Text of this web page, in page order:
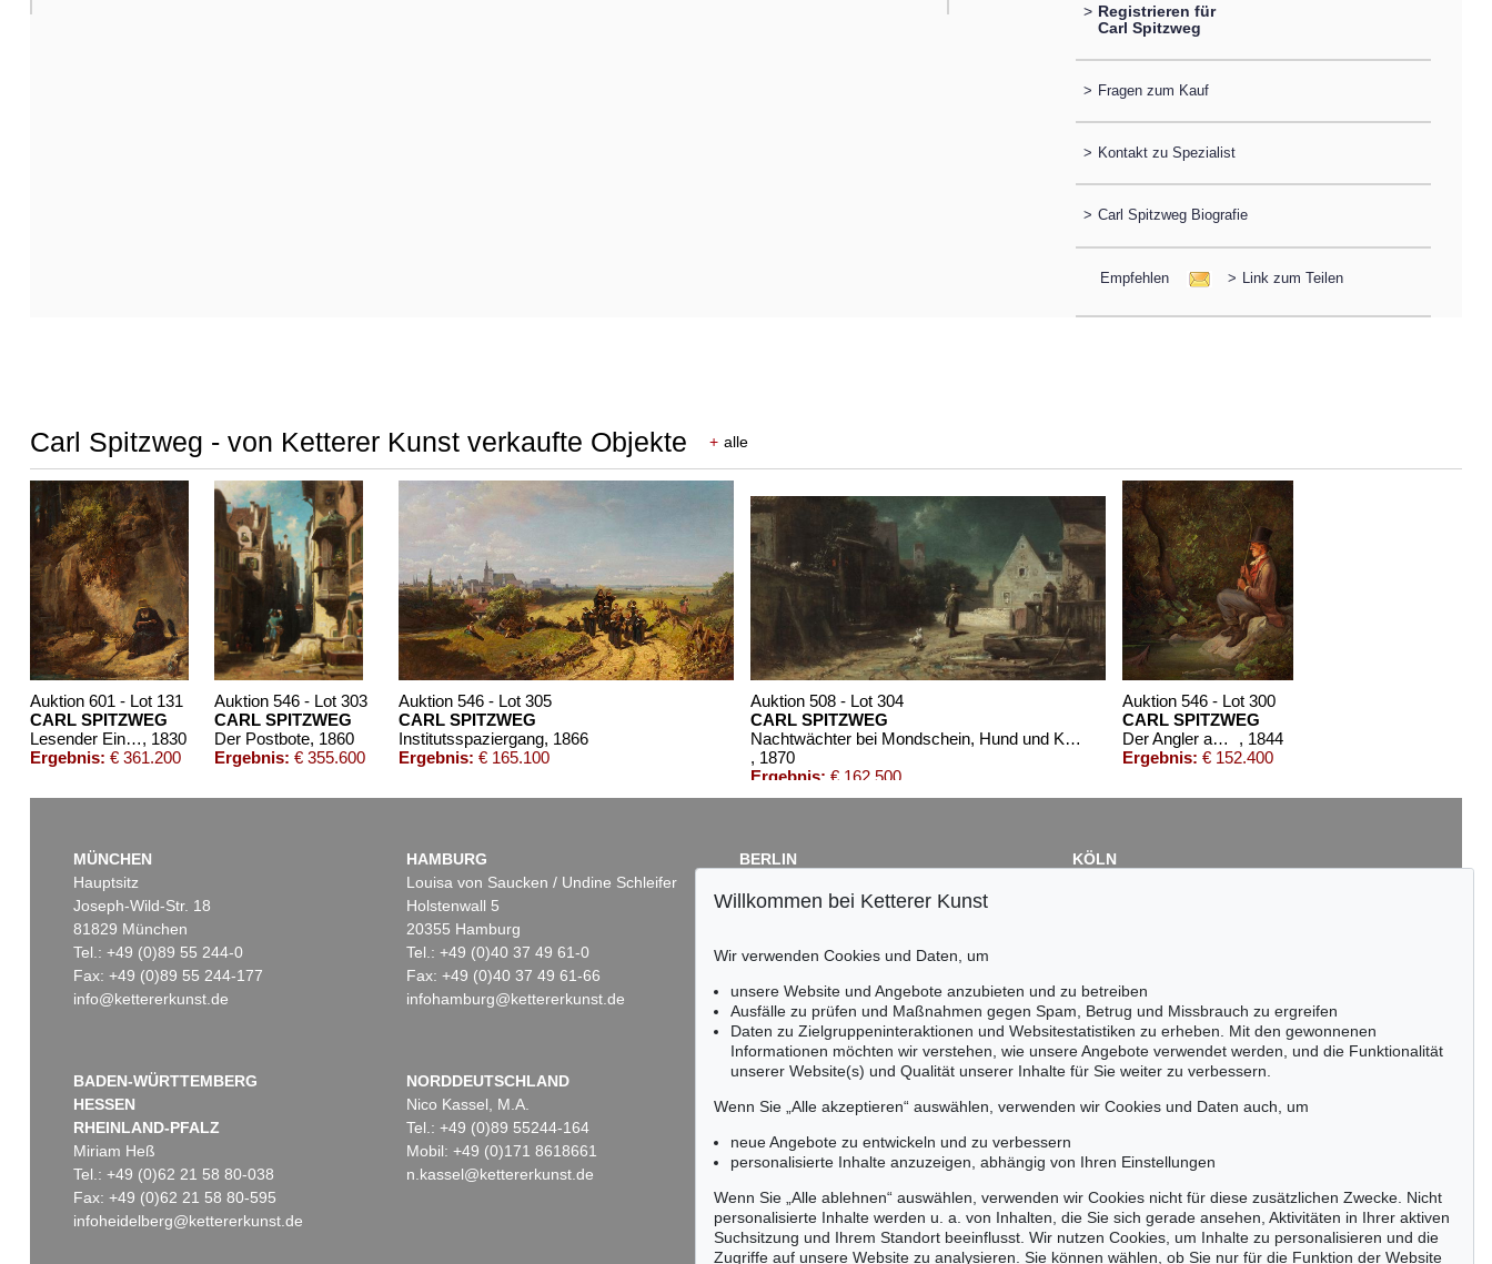
> Registrieren für
Carl Spitzweg
> Fragen zum Kauf
> Kontakt zu Spezialist
> Carl Spitzweg Biografie
Empfehlen > Link zum Teilen
Carl Spitzweg - von Ketterer Kunst verkaufte Objekte + alle
Auktion 601 - Lot 131
CARL SPITZWEG
Lesender Einsiedler mit Raben in einer Schlucht, 1830
Ergebnis: € 361.200
Auktion 546 - Lot 303
CARL SPITZWEG
Der Postbote, 1860
Ergebnis: € 355.600
Auktion 546 - Lot 305
CARL SPITZWEG
Institutsspaziergang, 1866
Ergebnis: € 165.100
Auktion 508 - Lot 304
CARL SPITZWEG
Nachtwächter bei Mondschein, Hund und Katze
, 1870
Ergebnis: € 162.500
Auktion 546 - Lot 300
CARL SPITZWEG
Der Angler am Waldbach
, 1844
Ergebnis: € 152.400
Auktion 527 - Lot 308
Auktion 484 - Lot 4
€ 137.500
Auktion 518 - Lot 15
CARL SPITZWEG
Einsiedler mit Mädchen
, 1870
Ergebnis:€ 112.500
Auktion 562 - Lot 122
CARL SPITZWEG
Fischende Kinder
, 1865
Ergebnis: € 101.600
MÜNCHEN
Hauptsitz
Joseph-Wild-Str. 18
81829 München
Tel.: +49 (0)89 55 244-0
Fax: +49 (0)89 55 244-177
info@kettererkunst.de
HAMBURG
Louisa von Saucken / Undine Schleifer
Holstenwall 5
20355 Hamburg
Tel.: +49 (0)40 37 49 61-0
Fax: +49 (0)40 37 49 61-66
infohamburg@kettererkunst.de
BERLIN
Fasanenstr. 70
Tel.: +49 (0)30 88 67 53-63
infoberlin@kettererkunst.de
KÖLN
BADEN-WÜRTTEMBERG
HESSEN
RHEINLAND-PFALZ
Miriam Heß
Tel.: +49 (0)62 21 58 80-038
Fax: +49 (0)62 21 58 80-595
infoheidelberg@kettererkunst.de
NORDDEUTSCHLAND
Nico Kassel, M.A.
Tel.: +49 (0)89 55244-164
Mobil: +49 (0)171 8618661
n.kassel@kettererkunst.de
Keine Auktion mehr verpassen!
Wir informieren Sie rechtzeitig.
Jetzt zum Newsletter anmelden >
Willkommen bei Ketterer Kunst
Wir verwenden Cookies und Daten, um
unsere Website und Angebote anzubieten und zu betreiben
Ausfälle zu prüfen und Maßnahmen gegen Spam, Betrug und Missbrauch zu ergreifen
Daten zu Zielgruppeninteraktionen und Websitestatistiken zu erheben. Mit den gewonnenen
Informationen möchten wir verstehen, wie unsere Angebote verwendet werden, und die Funktionalität
unserer Website(s) und Qualität unserer Inhalte für Sie weiter zu verbessern.
Wenn Sie „Alle akzeptieren“ auswählen, verwenden wir Cookies und Daten auch, um
neue Angebote zu entwickeln und zu verbessern
personalisierte Inhalte anzuzeigen, abhängig von Ihren Einstellungen
Wenn Sie „Alle ablehnen“ auswählen, verwenden wir Cookies nicht für diese zusätzlichen Zwecke. Nicht
personalisierte Inhalte werden u. a. von Inhalten, die Sie sich gerade ansehen, Aktivitäten in Ihrer aktiven
Suchsitzung und Ihrem Standort beeinflusst. Wir nutzen Cookies, um Inhalte zu personalisieren und die
Zugriffe auf unsere Website zu analysieren. Sie können wählen, ob Sie nur für die Funktion der Website